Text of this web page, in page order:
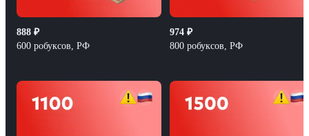
888 ₽
600 робуксов, РФ
974 ₽
800 робуксов, РФ